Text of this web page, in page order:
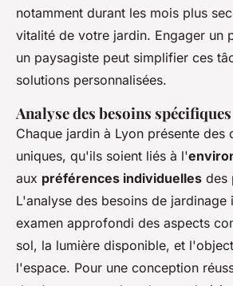
notamment durant les mois plus
vitalité de votre jardin. Engager un
un paysagiste peut simplifier ces
solutions personnalisées.
Analyse des besoins spécifiques
Chaque jardin à Lyon présente des
uniques, qu'ils soient liés à l'
aux préférences individuelles des
L'analyse des besoins de jardinage
examen approfondi des aspects
sol, la lumière disponible, et
l'espace. Pour une conception